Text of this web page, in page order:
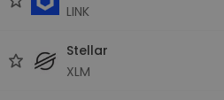
LINK
Stellar
XLM